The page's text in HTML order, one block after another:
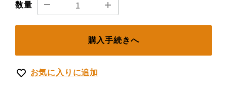
数量
購入手続きへ
お気に入りに追加